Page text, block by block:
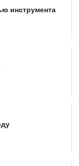
инструмента